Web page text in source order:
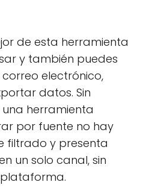
de esta herramienta
y también puedes
electrónico,
datos. Sin
herramienta
por fuente no hay
filtrado y presenta
un solo canal, sin